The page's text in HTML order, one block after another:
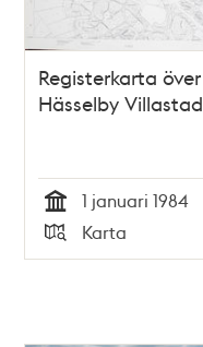
Registerkarta över
Hässelby Villastad
Tid
1 januari 1984
Typ
Karta